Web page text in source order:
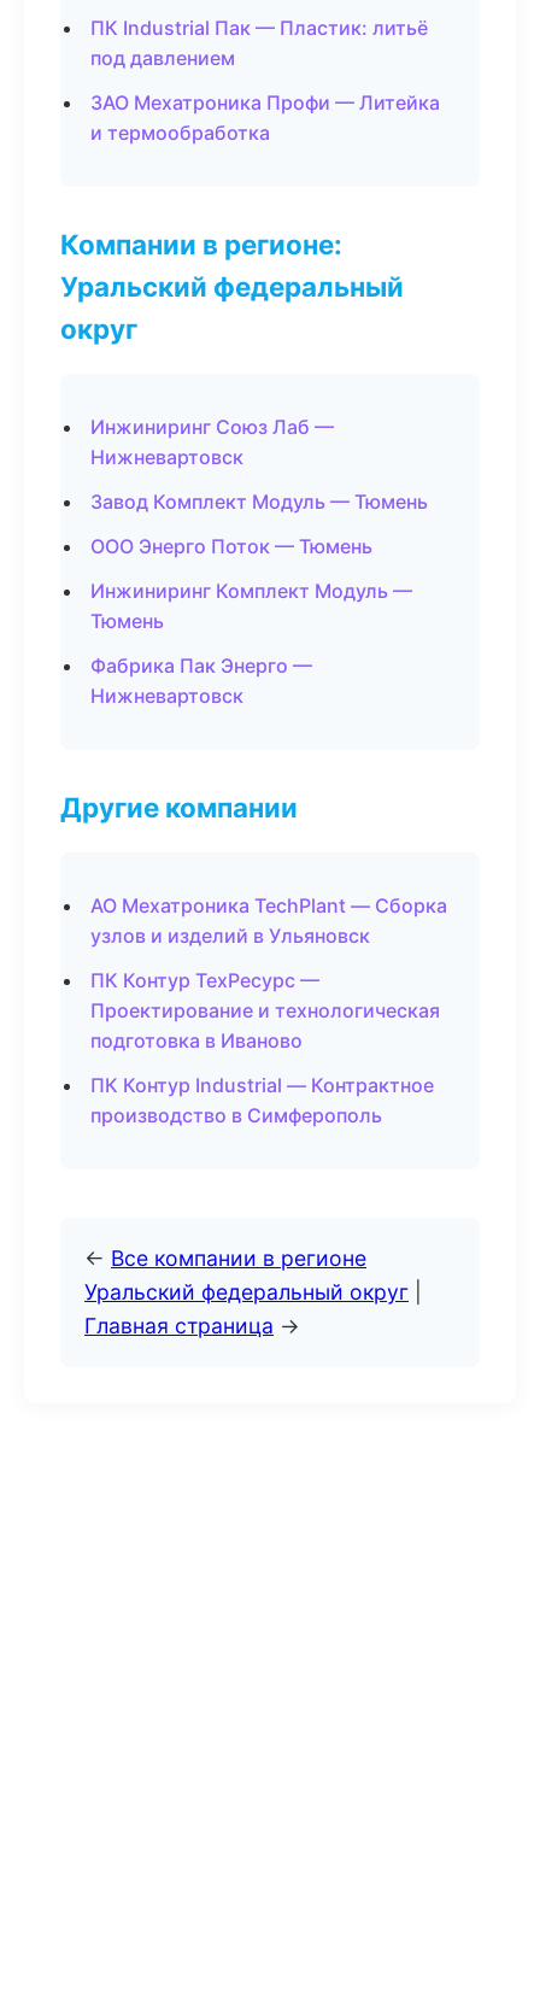
ПК Industrial Пак — Пластик: литьё
под давлением
ЗАО Мехатроника Профи — Литейка
и термообработка
Компании в регионе:
Уральский федеральный
округ
Инжиниринг Союз Лаб —
Нижневартовск
Завод Комплект Модуль — Тюмень
ООО Энерго Поток — Тюмень
Инжиниринг Комплект Модуль —
Тюмень
Фабрика Пак Энерго —
Нижневартовск
Другие компании
АО Мехатроника TechPlant — Сборка
узлов и изделий в Ульяновск
ПК Контур ТехРесурс —
Проектирование и технологическая
подготовка в Иваново
ПК Контур Industrial — Контрактное
производство в Симферополь
← Все компании в регионе
Уральский федеральный округ
Главная страница →